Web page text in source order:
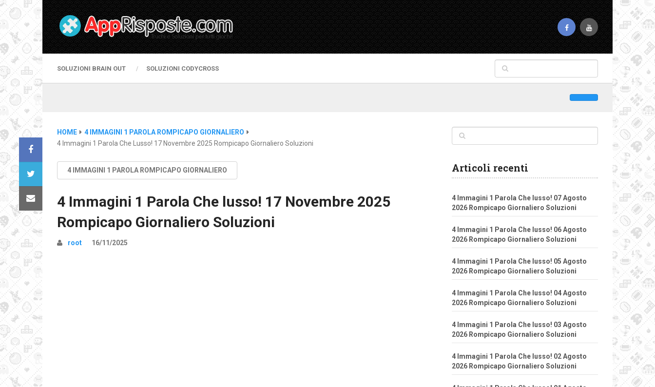
SOLUZIONI BRAIN OUT SOLUZIONI CODYCROSS
HOME
4 IMMAGINI 1 PAROLA ROMPICAPO GIORNALIERO
4 Immagini 1 Parola Che Lusso! 17 Novembre 2025 Rompicapo Giornaliero Soluzioni
4 IMMAGINI 1 PAROLA ROMPICAPO GIORNALIERO
4 Immagini 1 Parola Che lusso! 17 Novembre 2025
Rompicapo Giornaliero Soluzioni
root 16/11/2025
Articoli recenti
4 Immagini 1 Parola Che lusso! 07 Agosto
2026 Rompicapo Giornaliero Soluzioni
4 Immagini 1 Parola Che lusso! 06 Agosto
2026 Rompicapo Giornaliero Soluzioni
4 Immagini 1 Parola Che lusso! 05 Agosto
2026 Rompicapo Giornaliero Soluzioni
4 Immagini 1 Parola Che lusso! 04 Agosto
2026 Rompicapo Giornaliero Soluzioni
4 Immagini 1 Parola Che lusso! 03 Agosto
2026 Rompicapo Giornaliero Soluzioni
4 Immagini 1 Parola Che lusso! 02 Agosto
2026 Rompicapo Giornaliero Soluzioni